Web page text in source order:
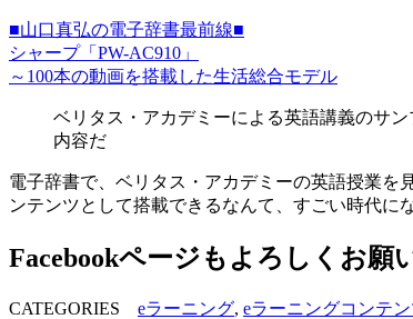
■山口真弘の電子辞書最前線■
シャープ「PW-AC910」
～100本の動画を搭載した生活総合モデル
ベリタス・アカデミーによる英語講義のサ
内容だ
電子辞書で、ベリタス・アカデミーの英語授業を
ンテンツとして搭載できるなんて、すごい時代に
Facebookページもよろしくお願
CATEGORIES eラーニング, eラーニングコンテ